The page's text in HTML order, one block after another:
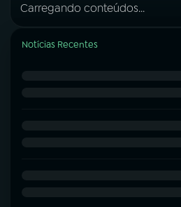
Carregando conteúdos...
Notícias Recentes